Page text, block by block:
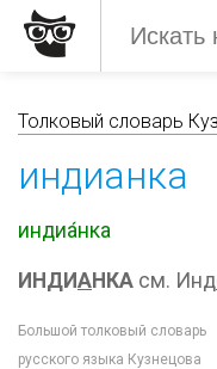
Толковый словарь
индианка
индиа́нка
ИНДИАНКА см. Инд
Большой толковый словарь
русского языка Кузнецова